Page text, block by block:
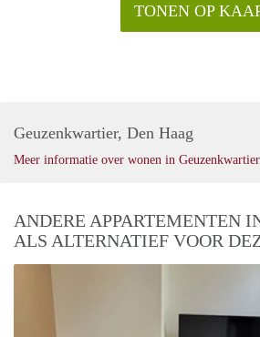
TONEN OP
Geuzenkwartier, Den Haag
Meer informatie over wonen in Geuzenkwartier
ANDERE APPARTEMENTEN
ALS ALTERNATIEF VOOR